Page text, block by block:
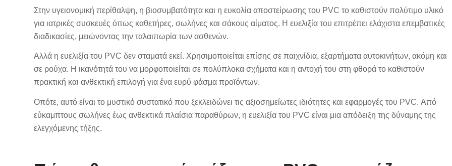
Στην υγειονομική περίθαλψη, η βιοσυμβατότητα και η ευκολία αποστείρωσης του PVC το καθιστούν πολύτιμο υλικό
για ιατρικές συσκευές όπως καθετήρες, σωλήνες και σάκους αίματος. Η ευελιξία του επιτρέπει ελάχιστα επεμβατικές
διαδικασίες, μειώνοντας την ταλαιπωρία των ασθενών.
Αλλά η ευελιξία του PVC δεν σταματά εκεί. Χρησιμοποιείται επίσης σε παιχνίδια, εξαρτήματα αυτοκινήτων, ακόμη και
σε ρούχα. Η ικανότητά του να μορφοποιείται σε πολύπλοκα σχήματα και η αντοχή του στη φθορά το καθιστούν
πρακτική και ανθεκτική επιλογή για ένα ευρύ φάσμα προϊόντων.
Οπότε, αυτό είναι το μυστικό συστατικό που ξεκλειδώνει τις αξιοσημείωτες ιδιότητες και εφαρμογές του PVC. Από
εύκαμπτους σωλήνες έως ανθεκτικά πλαίσια παραθύρων, η ευελιξία του PVC είναι μια απόδειξη της δύναμης της
ελεγχόμενης τήξης.